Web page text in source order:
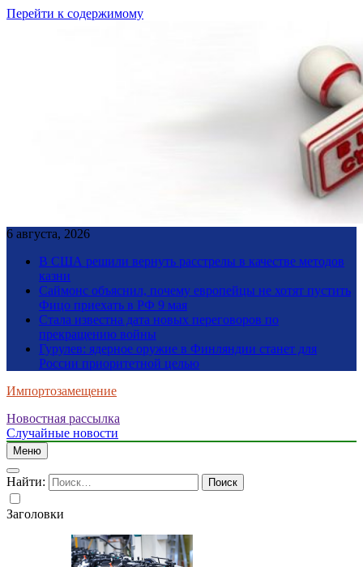
Перейти к содержимому
6 августа, 2026
В США решили вернуть расстрелы в качестве методов
казни
Саймонс объяснил, почему европейцы не хотят пустить
Фицо приехать в РФ 9 мая
Стала известна дата новых переговоров по
прекращению войны
Гурулев: ядерное оружие в Финляндии станет для
России приоритетной целью
Импортозамещение
Новостная рассылка
Случайные новости
Меню
Найти:
Заголовки